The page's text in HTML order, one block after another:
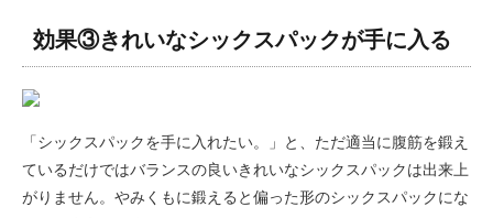
効果③きれいなシックスパックが手に入る
「シックスパックを手に入れたい。」と、ただ適当に腹筋を鍛え
ているだけではバランスの良いきれいなシックスパックは出来上
がりません。やみくもに鍛えると偏った形のシックスパックにな